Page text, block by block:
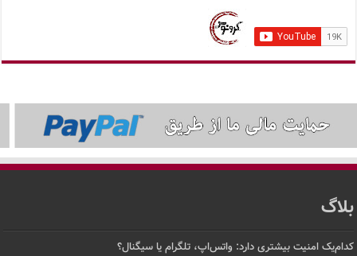
بلاگ
کدام‌یک امنیت بیشتری دارد: واتس‌اپ، تلگرام یا سیگنال؟